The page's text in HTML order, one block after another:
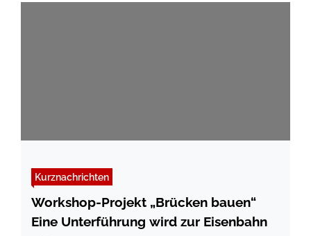
Kurznachrichten
Workshop-Projekt „Brücken bauen“
Eine Unterführung wird zur Eisenbahn